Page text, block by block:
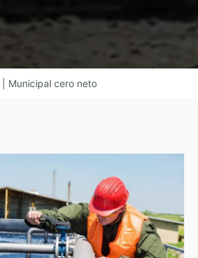
Municipal cero neto